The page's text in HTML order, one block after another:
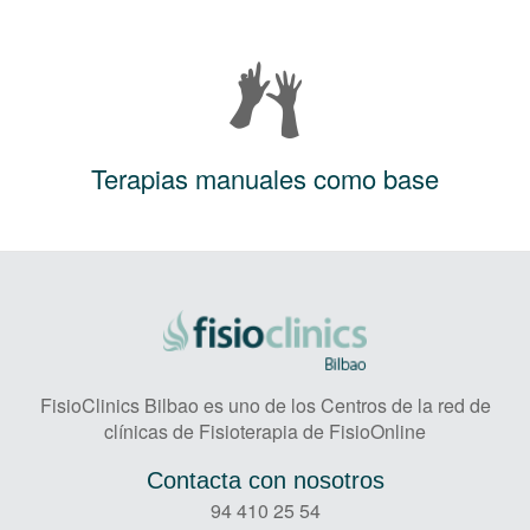
Terapias manuales como base
FisioClinics Bilbao es uno de los Centros de la red de
clínicas de Fisioterapia de FisioOnline
Contacta con nosotros
94 410 25 54